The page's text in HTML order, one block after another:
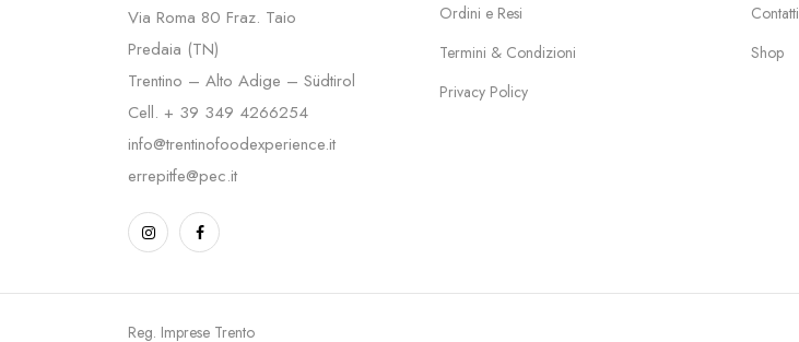
Via Roma 80 Fraz. Taio
Predaia (TN)
Trentino – Alto Adige – Südtirol
Cell. + 39 349 4266254
info@trentinofoodexperience.it
errepitfe@pec.it
Ordini e Resi
Termini & Condizioni
Privacy Policy
Contatti
Shop
Reg. Imprese Trento